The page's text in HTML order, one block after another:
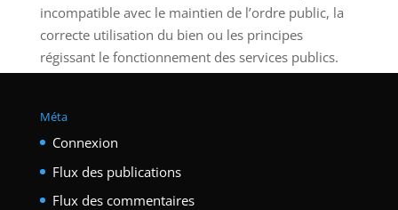
incompatible avec le maintien de l’ordre public, la
correcte utilisation du bien ou les principes
régissant le fonctionnement des services publics.
Méta
Connexion
Flux des publications
Flux des commentaires